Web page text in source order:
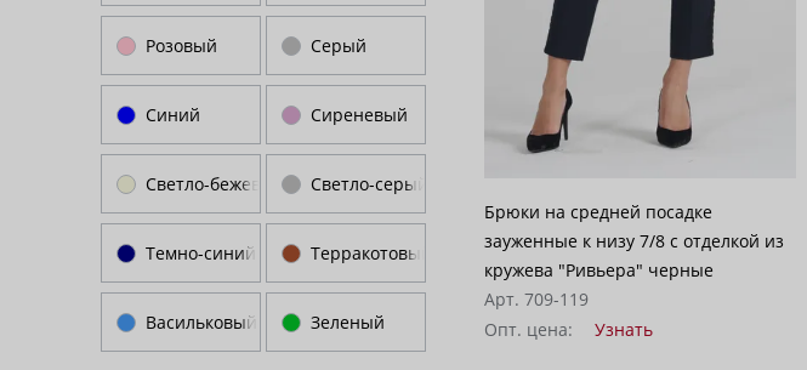
Розовый Серый
Синий Сиреневый
Светло-бежевый Светло-серый
Темно-синий Терракотовый
Васильковый Зеленый
Брюки на средней посадке
зауженные к низу 7/8 с отделкой из
кружева "Ривьера" черные
Арт. 709-119
Опт. цена:
Узнать